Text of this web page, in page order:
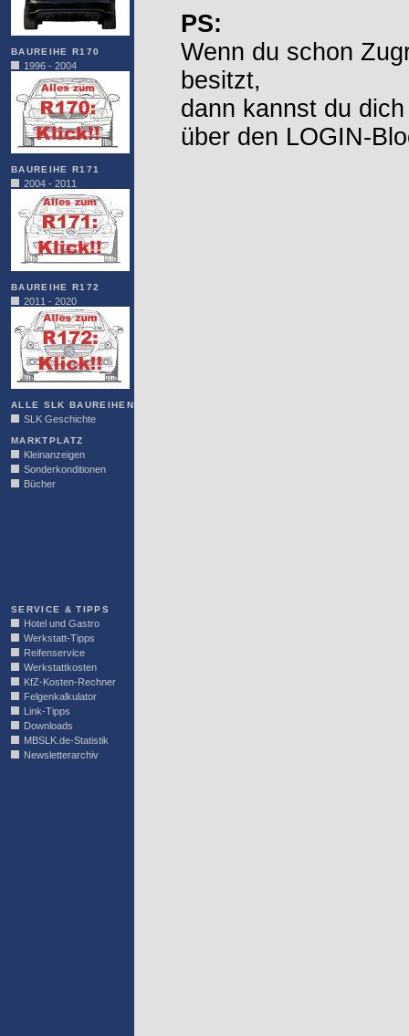
BAUREIHE R170
1996 - 2004
BAUREIHE R171
2004 - 2011
BAUREIHE R172
2011 - 2020
ALLE SLK BAUREIHEN
SLK Geschichte
MARKTPLATZ
Kleinanzeigen
Sonderkonditionen
Bücher
SERVICE & TIPPS
Hotel und Gastro
Werkstatt-Tipps
Reifenservice
Werkstattkosten
KfZ-Kosten-Rechner
Felgenkalkulator
Link-Tipps
Downloads
MBSLK.de-Statistik
Newsletterarchiv
PS:
Wenn du schon
besitzt,
dann kannst du
über den LOGIN-